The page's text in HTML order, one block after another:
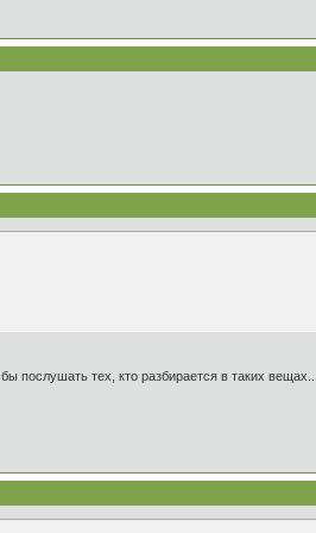
послушать тех, кто разбирается в таких вещах....